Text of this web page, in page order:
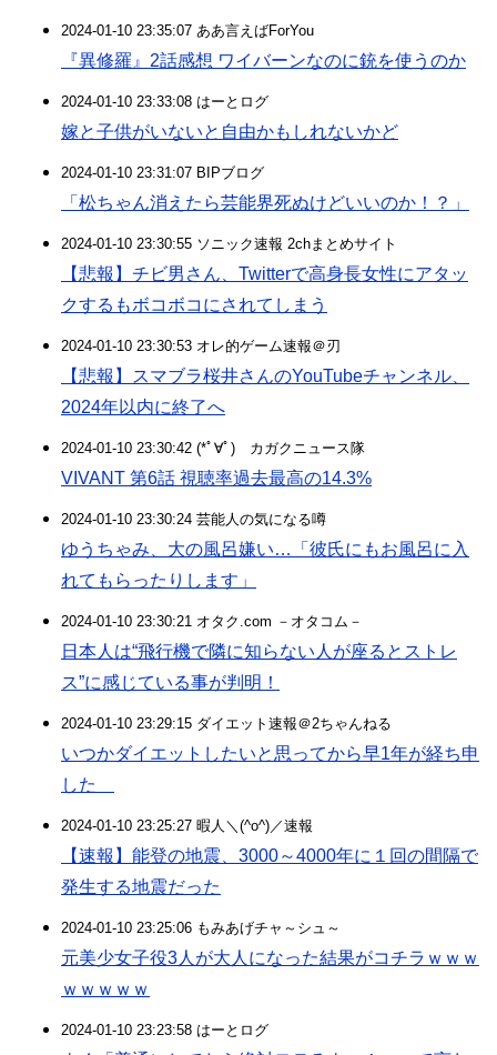
2024-01-10 23:35:07 ああ言えばForYou
『異修羅』2話感想 ワイバーンなのに銃を使うのか
2024-01-10 23:33:08 はーとログ
嫁と子供がいないと自由かもしれないかど
2024-01-10 23:31:07 BIPブログ
「松ちゃん消えたら芸能界死ぬけどいいのか！？」
2024-01-10 23:30:55 ソニック速報 2chまとめサイト
【悲報】チビ男さん、Twitterで高身長女性にアタッ
クするもボコボコにされてしまう
2024-01-10 23:30:53 オレ的ゲーム速報＠刃
【悲報】スマブラ桜井さんのYouTubeチャンネル、
2024年以内に終了へ
2024-01-10 23:30:42 (*ﾟ∀ﾟ)ゞカガクニュース隊
VIVANT 第6話 視聴率過去最高の14.3%
2024-01-10 23:30:24 芸能人の気になる噂
ゆうちゃみ、大の風呂嫌い…「彼氏にもお風呂に入
れてもらったりします」
2024-01-10 23:30:21 オタク.com －オタコム－
日本人は“飛行機で隣に知らない人が座るとストレ
ス”に感じている事が判明！
2024-01-10 23:29:15 ダイエット速報＠2ちゃんねる
いつかダイエットしたいと思ってから早1年が経ち申
した
2024-01-10 23:25:27 暇人＼(^o^)／速報
【速報】能登の地震、3000～4000年に１回の間隔で
発生する地震だった
2024-01-10 23:25:06 もみあげチャ～シュ～
元美少女子役3人が大人になった結果がコチラｗｗｗ
ｗｗｗｗｗ
2024-01-10 23:23:58 はーとログ